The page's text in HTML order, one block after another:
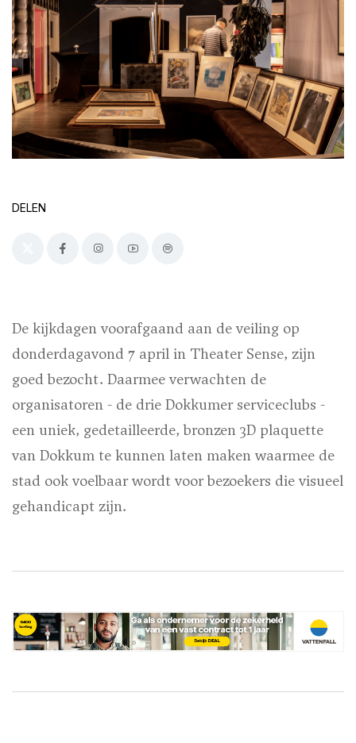
DELEN
De kijkdagen voorafgaand aan de veiling op
donderdagavond 7 april in Theater Sense, zijn
goed bezocht. Daarmee verwachten de
organisatoren - de drie Dokkumer serviceclubs -
een uniek, gedetailleerde, bronzen 3D plaquette
van Dokkum te kunnen laten maken waarmee de
stad ook voelbaar wordt voor bezoekers die visueel
gehandicapt zijn.